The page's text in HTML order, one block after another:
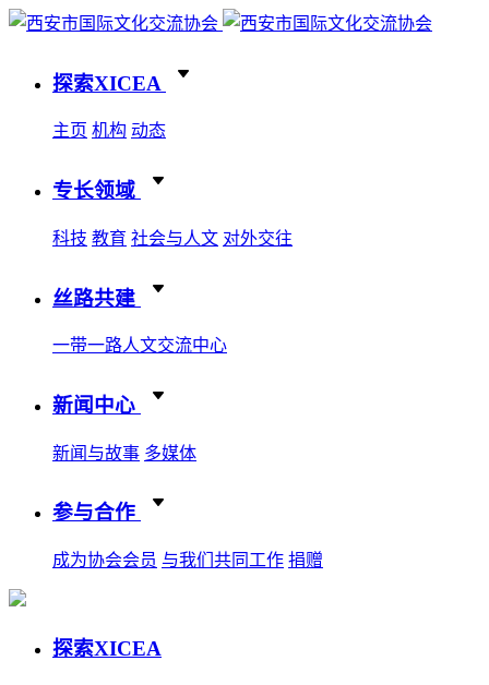
探索XICEA
主页 机构 动态
专长领域
科技 教育 社会与人文 对外交往
丝路共建
一带一路人文交流中心
新闻中心
新闻与故事 多媒体
参与合作
成为协会会员 与我们共同工作 捐赠
探索XICEA